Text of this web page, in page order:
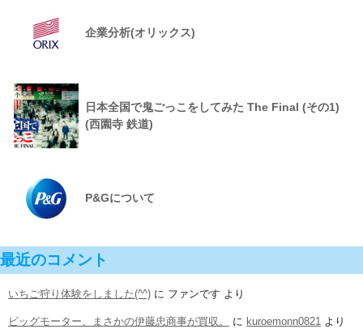
企業分析(オリックス)
日本全国で鬼ごっこをしてみた The Final (その1)
(西園寺 鉄道)
P&Gについて
最近のコメント
いちご狩り体験をしました(^^) に ファンです より
ビッグモーター、まさかの伊藤忠商事が買収。 に kuroemonn0821 より